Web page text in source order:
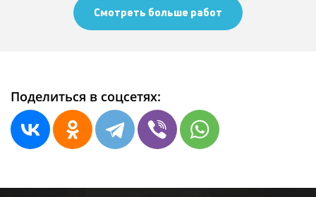
Смотреть больше работ
Поделиться в соцсетях: